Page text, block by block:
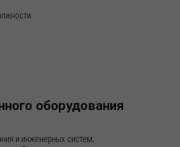
оборудования
и инженерных систем;